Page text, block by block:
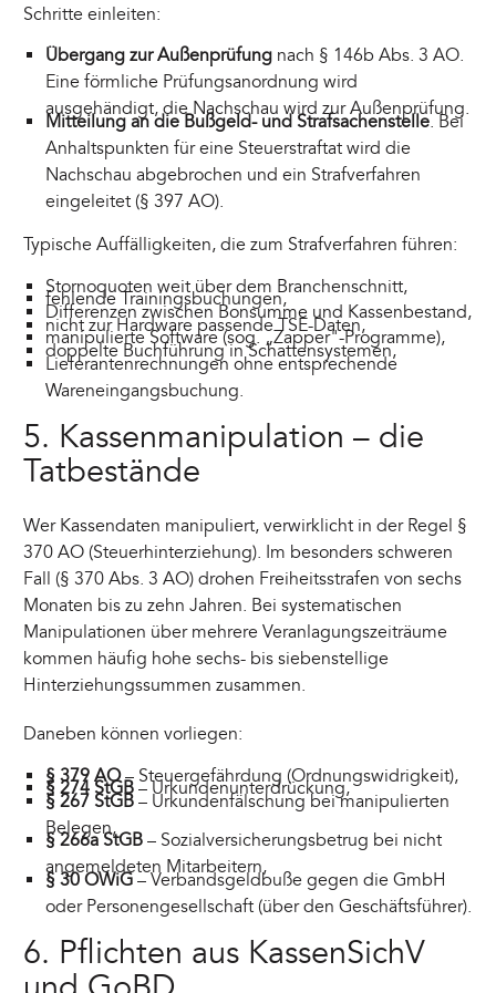
Schritte einleiten:
Übergang zur Außenprüfungnach § 146b Abs. 3 AO.
Eine förmliche Prüfungsanordnung wird
ausgehändigt, die Nachschau wird zur Außenprüfung.
Mitteilung an die Bußgeld- und Strafsachenstelle. Bei
Anhaltspunkten für eine Steuerstraftat wird die
Nachschau abgebrochen und ein Strafverfahren
eingeleitet (§ 397 AO).
Typische Auffälligkeiten, die zum Strafverfahren führen:
Stornoquoten weit über dem Branchenschnitt,
fehlende Trainingsbuchungen,
Differenzen zwischen Bonsumme und Kassenbestand,
nicht zur Hardware passende TSE-Daten,
manipulierte Software (sog. „Zapper"-Programme),
doppelte Buchführung in Schattensystemen,
Lieferantenrechnungen ohne entsprechende
Wareneingangsbuchung.
5. Kassenmanipulation – die
Tatbestände
Wer Kassendaten manipuliert, verwirklicht in der Regel §
370 AO (Steuerhinterziehung). Im besonders schweren
Fall (§ 370 Abs. 3 AO) drohen Freiheitsstrafen von sechs
Monaten bis zu zehn Jahren. Bei systematischen
Manipulationen über mehrere Veranlagungszeiträume
kommen häufig hohe sechs- bis siebenstellige
Hinterziehungssummen zusammen.
Daneben können vorliegen:
§ 379 AO– Steuergefährdung (Ordnungswidrigkeit),
§ 274 StGB– Urkundenunterdrückung,
§ 267 StGB– Urkundenfälschung bei manipulierten
Belegen,
§ 266a StGB– Sozialversicherungsbetrug bei nicht
angemeldeten Mitarbeitern,
§ 30 OWiG– Verbandsgeldbuße gegen die GmbH
oder Personengesellschaft (über den Geschäftsführer).
6. Pflichten aus KassenSichV